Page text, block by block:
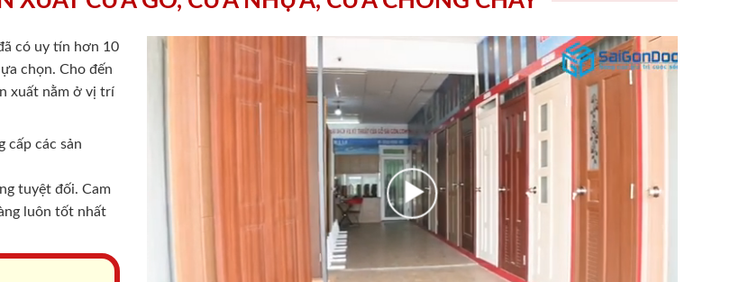
có uy tín hơn 10
chọn. Cho đến
xuất nằm ở vị trí
cấp các sản
tuyệt đối. Cam
luôn tốt nhất